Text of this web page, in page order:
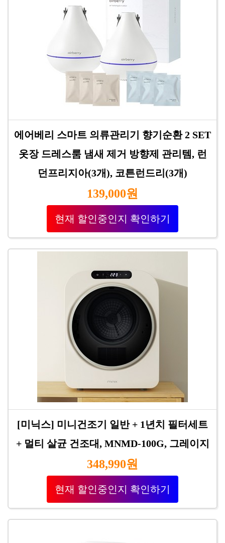
에어베리 스마트 의류관리기 향기순환 2 SET
옷장 드레스룸 냄새 제거 방향제 관리템, 런
던프리지아(3개), 코튼런드리(3개)
139,000원
현재 할인중인지 확인하기
[미닉스] 미니건조기 일반 + 1년치 필터세트
+ 멀티 살균 건조대, MNMD-100G, 그레이지
348,990원
현재 할인중인지 확인하기